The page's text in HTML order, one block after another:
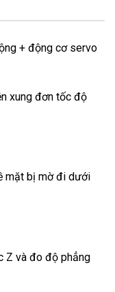
+ động cơ servo
xung đơn tốc độ
mặt bị mờ đi dưới
Z và đo độ phẳng